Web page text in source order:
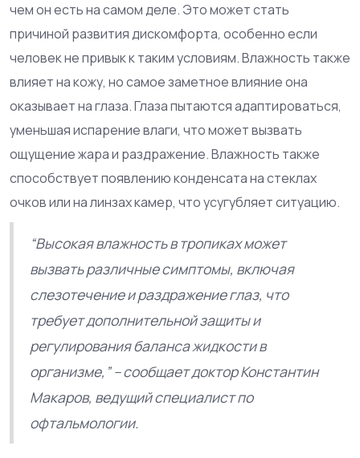
чем он есть на самом деле. Это может стать
причиной развития дискомфорта, особенно если
человек не привык к таким условиям. Влажность также
влияет на кожу, но самое заметное влияние она
оказывает на глаза. Глаза пытаются адаптироваться,
уменьшая испарение влаги, что может вызвать
ощущение жара и раздражение. Влажность также
способствует появлению конденсата на стеклах
очков или на линзах камер, что усугубляет ситуацию.
“Высокая влажность в тропиках может
вызвать различные симптомы, включая
слезотечение и раздражение глаз, что
требует дополнительной защиты и
регулирования баланса жидкости в
организме,” – сообщает доктор Константин
Макаров, ведущий специалист по
офтальмологии.